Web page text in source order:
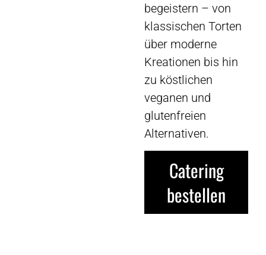
begeistern – von
klassischen Torten
über moderne
Kreationen bis hin
zu köstlichen
veganen und
glutenfreien
Alternativen.
Catering
bestellen